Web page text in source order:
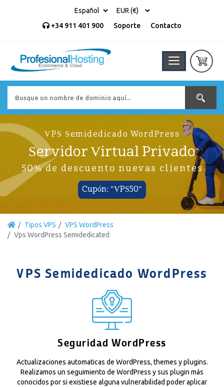
+34 911 401 900 Soporte Contacto
VPS Semidedicado WordPress
Servidor Virtual Privado
50% de descuento nuevas clientes
Cupón: "VPS50"
Tipos VPS
VPS WordPress
Vps WordPress Semidedicated
VPS Semidedicado WordPress
Seguridad WordPress
Actualizaciones automaticas de WordPress, themes y plugins.
Realizamos un seguimiento de WordPress y sus plugin más
conocidos por si existiese alguna vulnerabilidad poder aplicar